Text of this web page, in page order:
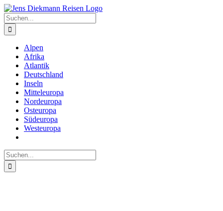
Zum
Inhalt
springen
Suche
nach:
Alpen
Afrika
Atlantik
Deutschland
Inseln
Mitteleuropa
Nordeuropa
Osteuropa
Südeuropa
Westeuropa
Suche
nach: